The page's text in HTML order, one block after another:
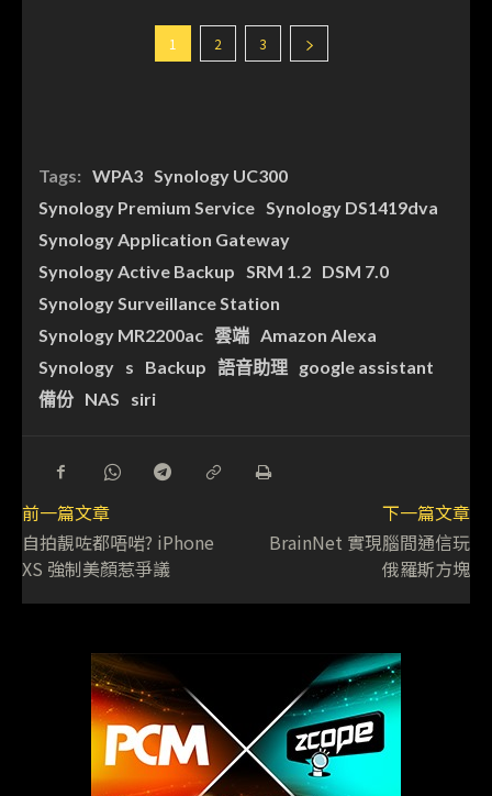
1 2 3
Tags: WPA3 Synology UC300
Synology Premium Service Synology DS1419dva
Synology Application Gateway
Synology Active Backup SRM 1.2 DSM 7.0
Synology Surveillance Station
Synology MR2200ac 雲端 Amazon Alexa
Synology s Backup 語音助理 google assistant
備份 NAS siri
前一篇文章
自拍靚咗都唔啱? iPhone
XS 強制美顏惹爭議
下一篇文章
BrainNet 實現腦間通信玩
俄羅斯方塊